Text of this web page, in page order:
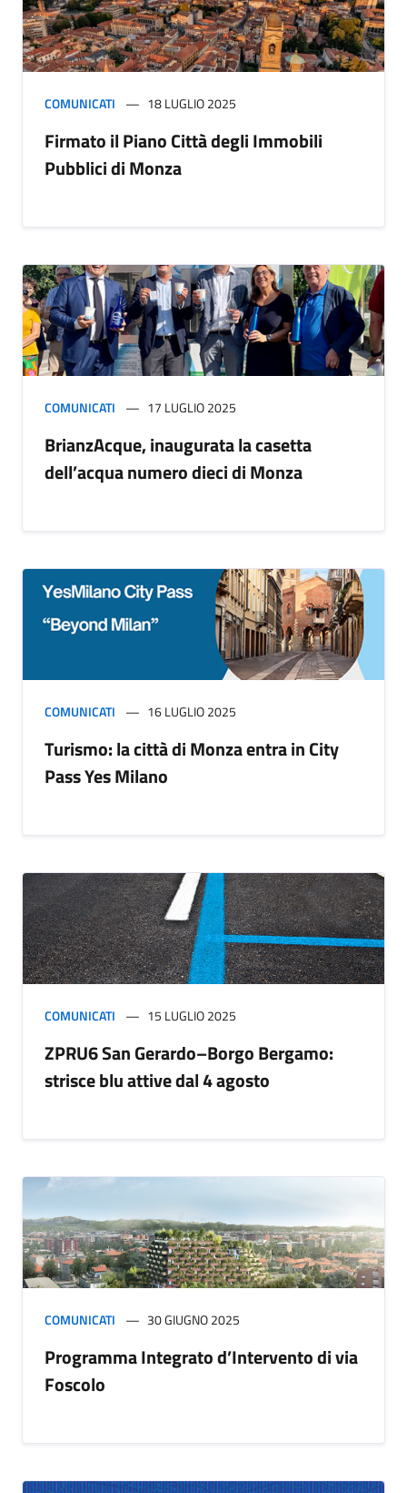
COMUNICATI 18 LUGLIO 2025
Firmato il Piano Città degli Immobili
Pubblici di Monza
COMUNICATI 17 LUGLIO 2025
BrianzAcque, inaugurata la casetta
dell’acqua numero dieci di Monza
COMUNICATI 16 LUGLIO 2025
Turismo: la città di Monza entra in City
Pass Yes Milano
COMUNICATI 15 LUGLIO 2025
ZPRU6 San Gerardo–Borgo Bergamo:
strisce blu attive dal 4 agosto
COMUNICATI 30 GIUGNO 2025
Programma Integrato d’Intervento di via
Foscolo